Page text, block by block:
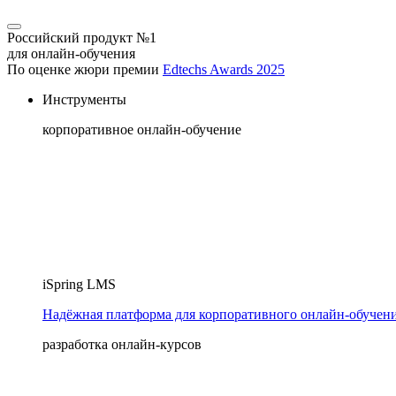
Российский продукт №1
для онлайн-обучения
По оценке жюри премии Edtechs Awards 2025
Инструменты
корпоративное онлайн-обучение
iSpring LMS
Надёжная платформа для корпоративного
разработка онлайн-курсов